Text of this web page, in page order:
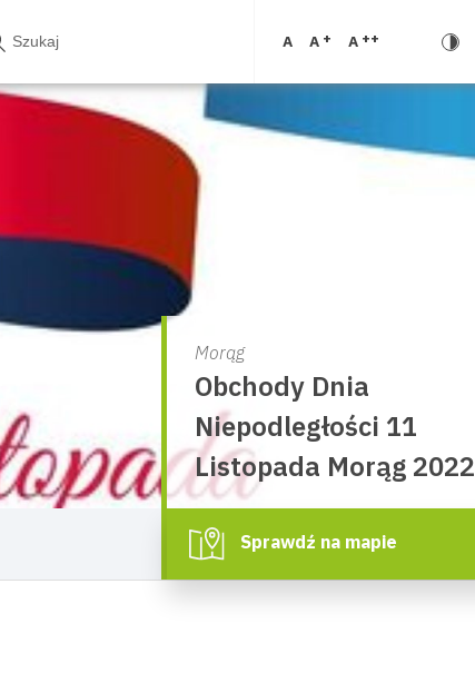
A A + A ++
Morąg
Obchody Dnia
Niepodległości 11
Listopada Morąg 2022
Sprawdź na mapie